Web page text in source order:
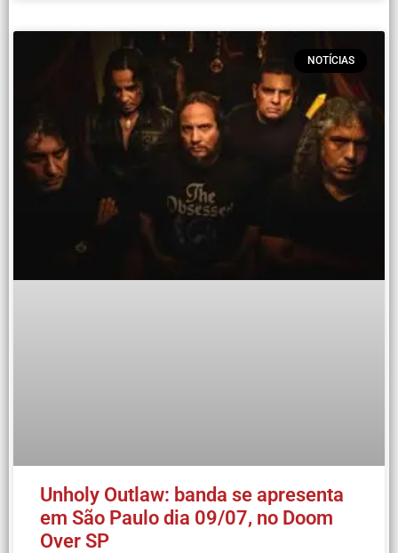
NOTÍCIAS
Unholy Outlaw: banda se apresenta
em São Paulo dia 09/07, no Doom
Over SP